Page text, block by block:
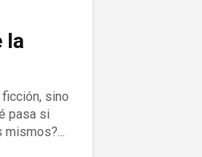
la
sino
pasa si